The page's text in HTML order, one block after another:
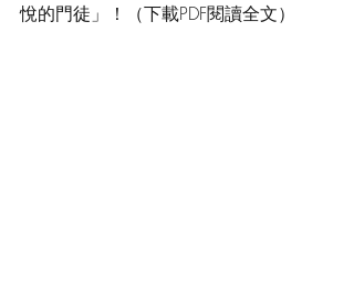
悅的門徒」！（下載PDF閱讀全文）